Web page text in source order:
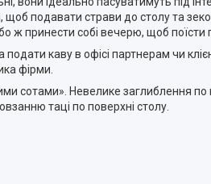
подавати страви до столу та
ж принести собі вечерю, щоб
каву в офісі партнерам чи
фірми.
сотами». Невелике заглиблення по
таці по поверхні столу.